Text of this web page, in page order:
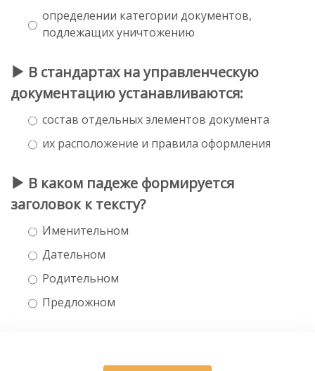
определении категории документов,
подлежащих уничтожению
В стандартах на управленческую
документацию устанавливаются:
состав отдельных элементов документа
их расположение и правила оформления
В каком падеже формируется
заголовок к тексту?
Именительном
Дательном
Родительном
Предложном